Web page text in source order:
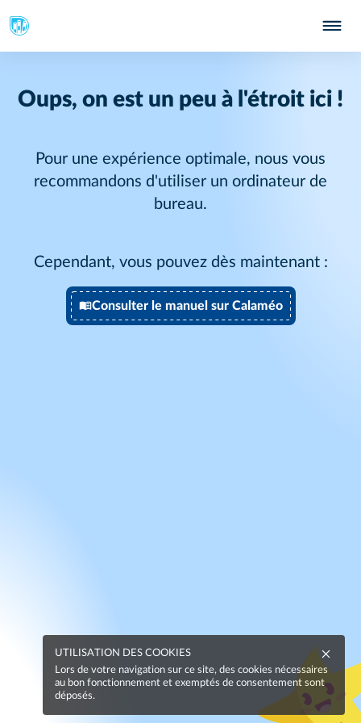
Oups, on est un peu à l'étroit ici !
Pour une expérience optimale, nous vous
recommandons d'utiliser un ordinateur de
bureau.
Cependant, vous pouvez dès maintenant :
Consulter le manuel sur Calaméo
UTILISATION DES COOKIES
Lors de votre navigation sur ce site, des cookies nécessaires
au bon fonctionnement et exemptés de consentement sont
déposés.